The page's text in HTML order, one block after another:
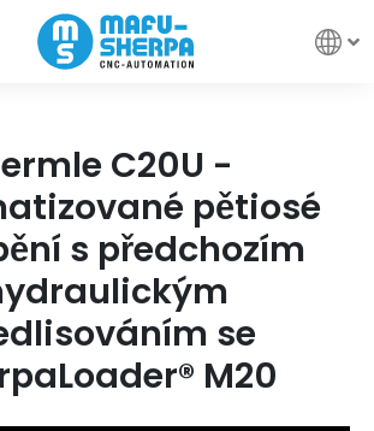
C20U -
pětiosé
s předchozím
se
M20